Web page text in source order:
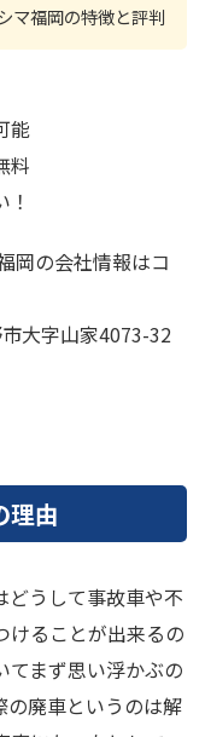
マ福岡の特徴と評判
能
料
岡の会社情報はコ
大字山家4073-32
理由
どうして事故車や不
けることが出来るの
てまず思い浮かぶの
の廃車というのは解